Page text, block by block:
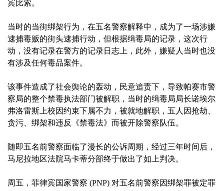
宾比索。
当时的当街绑架行为，在五名警察解释中，成为了一场涉嫌
逮捕毒贩的街头逮捕行动，但根据缉毒局的记录，这次行
动，没有记录在警方的记录日志上，此外，嫌疑人当时也没
有涉及任何毒品案件。
该事件造成了社会舆论的轰动，民意追责下，导致帕赛市警
察局的整个禁毒执法部门被解职，当时的缉毒局局长诺埃尔
弗洛雷斯上校因约束下属不力，被就地解职，五人因抢劫、
贪污、绑架和违反《禁毒法》而被开除警察队伍。
随即五名前警察面临了漫长的公诉周期，经过三年时间后，
马尼拉地区法院马卡蒂分部终于做出了如上判决。
周五，菲律宾国家警察 (PNP) 对五名前警察因绑架罪被定罪